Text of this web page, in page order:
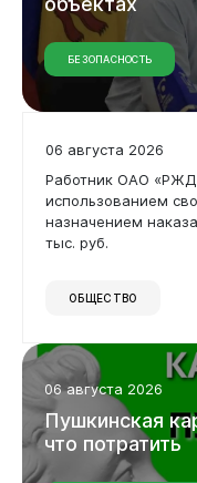
БЕЗОПАСНОСТЬ
06 августа 2026
Работник ОАО
использованием
назначением
тыс. руб.
ОБЩЕСТВО
06 августа 2026
Пушкинская
что потратить